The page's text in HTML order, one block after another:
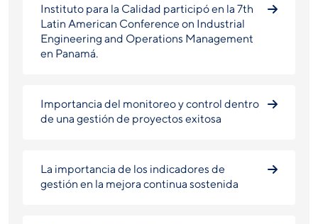
Instituto para la Calidad participó en la 7th
Latin American Conference on Industrial
Engineering and Operations Management
en Panamá.
Importancia del monitoreo y control dentro
de una gestión de proyectos exitosa
La importancia de los indicadores de
gestión en la mejora continua sostenida